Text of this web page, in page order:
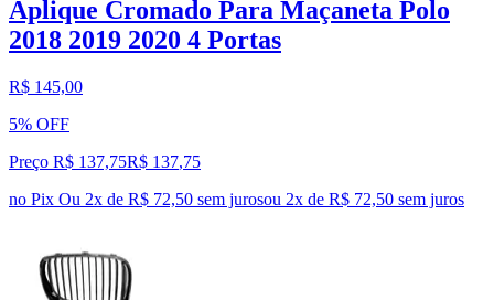
Aplique Cromado Para Maçaneta Polo
2018 2019 2020 4 Portas
R$ 145,00
5% OFF
Preço R$ 137,75R$ 137,75
no Pix Ou 2x de R$ 72,50 sem jurosou 2x de R$ 72,50 sem juros